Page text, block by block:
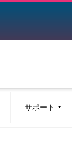
サポート